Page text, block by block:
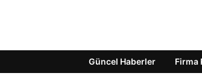
Güncel Haberler Firma